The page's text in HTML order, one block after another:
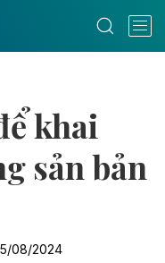
khai
sản bản
08/2024